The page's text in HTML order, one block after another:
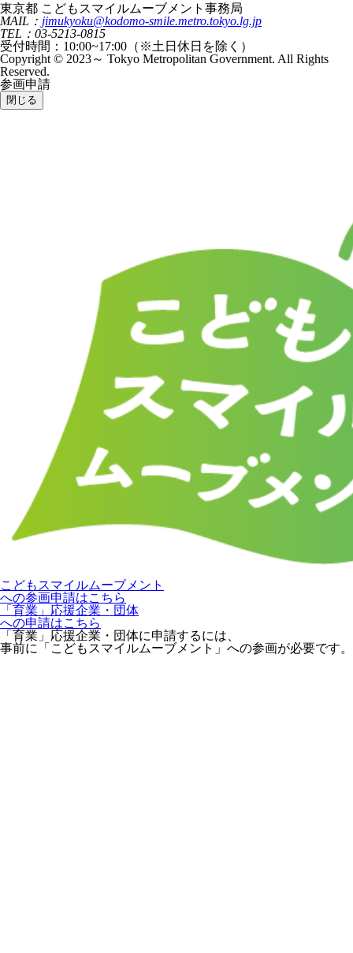
東京都 こどもスマイルムーブメント事務局
MAIL： jimukyoku@kodomo-smile.metro.tokyo.lg.jp
TEL：03-5213-0815
受付時間：10:00~17:00（※土日休日を除く）
Copyright © 2023～ Tokyo Metropolitan Government. All Rights
Reserved.
参画申請
閉じる
こどもスマイルムーブメント
への参画申請はこちら
「育業」応援企業・団体
への申請はこちら
「育業」応援企業・団体に申請するには、
事前に「こどもスマイルムーブメント」への参画が必要です。